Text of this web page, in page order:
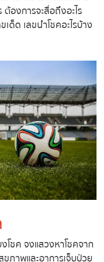
ย่างไร ต้องการจะสื่อ
หน มีเลขเด็ด เลขนำ
โชค จงแสวงหาโชค
งสุขภาพและอาการ